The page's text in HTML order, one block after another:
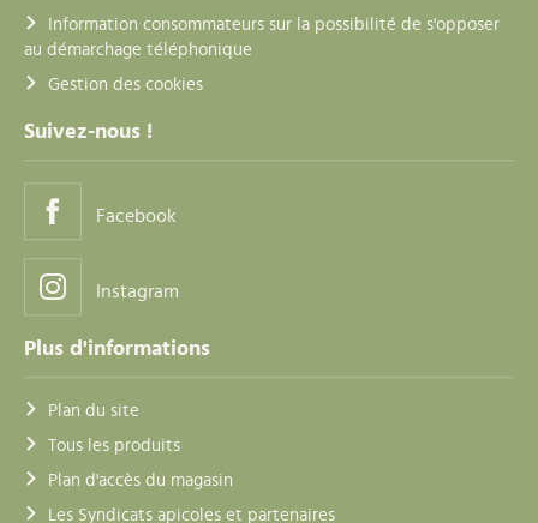
Information consommateurs sur la possibilité de s'opposer
au démarchage téléphonique
Gestion des cookies
Suivez-nous !
Facebook
Instagram
Plus d'informations
Plan du site
Tous les produits
Plan d'accès du magasin
Les Syndicats apicoles et partenaires